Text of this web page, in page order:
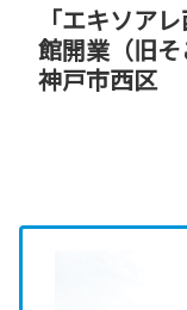
「エキソア
館開業（旧そ
神戸市西区